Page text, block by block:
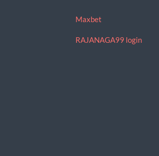
Maxbet
RAJANAGA99 login